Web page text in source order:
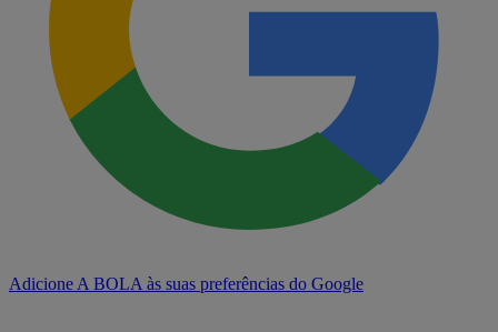
Adicione A BOLA às suas preferências do Google